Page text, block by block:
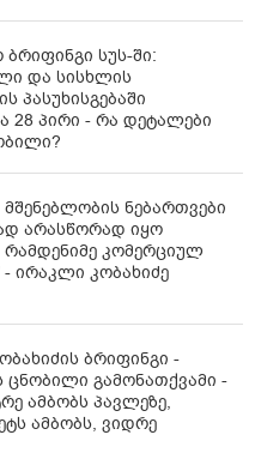
ბრიფინგი სუს-ში:
და სისხლის
პასუხისგებაში
28 პირი - რა დეტალები
ნებართვები
არასწორად იყო
კომერციულ
- ირაკლი კობახიძე
ბრიფინგი -
ცნობილი გამონათქვამი -
ამბობს პავლეზე,
ამბობს, ვიდრე